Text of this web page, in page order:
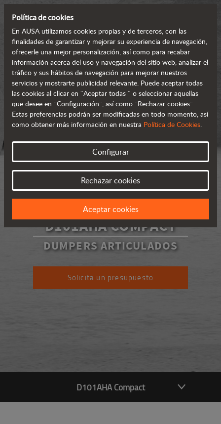
D101AHA COMPACT
DUMPERS ARTICULADOS
Solicita un presupuesto
D101AHA Compact
Política de cookies
En AUSA utilizamos cookies propias y de terceros, con las
finalidades de garantizar y mejorar su experiencia de navegación,
ofrecerle una mejor personalización, así como para recabar
información acerca del uso y navegación del sitio web, analizar el
tráfico y sus hábitos de navegación para mejorar nuestros
servicios y mostrarte publicidad relevante. Puede aceptar todas
las cookies al clicar en ¨Aceptar todas ¨ o seleccionar aquellas
que desee en ¨Configuración¨, así como ¨Rechazar cookies¨.
Estas preferencias podrán ser modificadas en todo momento, así
como obtener más información en nuestra Política de Cookies.
Configurar
Rechazar cookies
Aceptar cookies